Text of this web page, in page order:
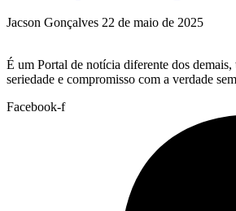
Jacson Gonçalves 22 de maio de 2025
É um Portal de notícia diferente dos demais,
seriedade e compromisso com a verdade
Facebook-f